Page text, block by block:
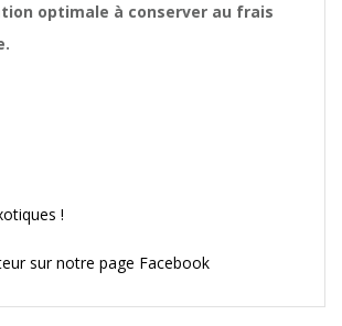
optimale à conserver au frais
!
sur notre page Facebook